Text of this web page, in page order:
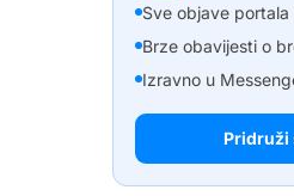
Sve objave
Brze obavijesti o
Izravno u
Pridruži